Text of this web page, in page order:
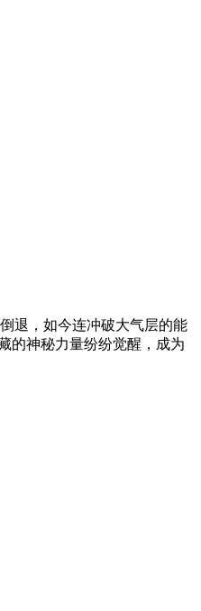
退，如今连冲破大气层的能
的神秘力量纷纷觉醒，成为